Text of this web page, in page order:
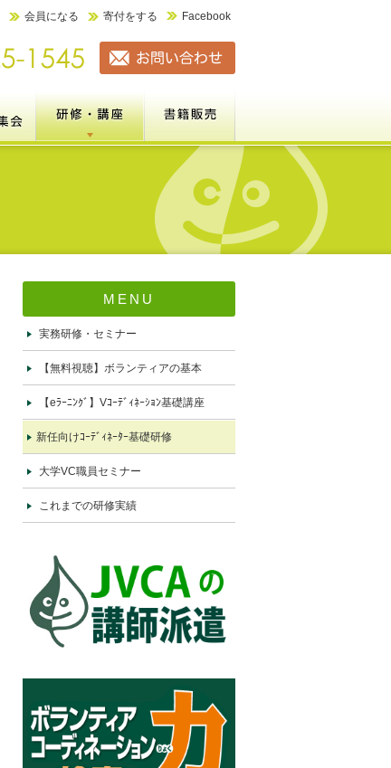
会員になる 寄付をする Facebook
【無料視聴】ボランティアの基本
【eﾗｰﾆﾝｸﾞ】Vｺｰﾃﾞｨﾈｰｼｮﾝ基礎講座
販売書籍一覧
特定商取引法に基づく表記
MENU
実務研修・セミナー
【無料視聴】ボランティアの基本
【eﾗｰﾆﾝｸﾞ】Vｺｰﾃﾞｨﾈｰｼｮﾝ基礎講座
新任向けｺｰﾃﾞｨﾈｰﾀｰ基礎研修
大学VC職員セミナー
これまでの研修実績